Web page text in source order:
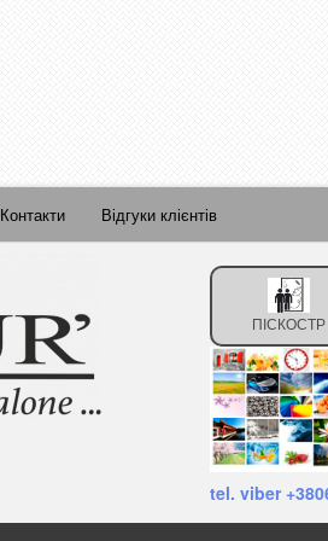
Контакти Відгуки клієнтів
ПІСКОСТР
tel. viber